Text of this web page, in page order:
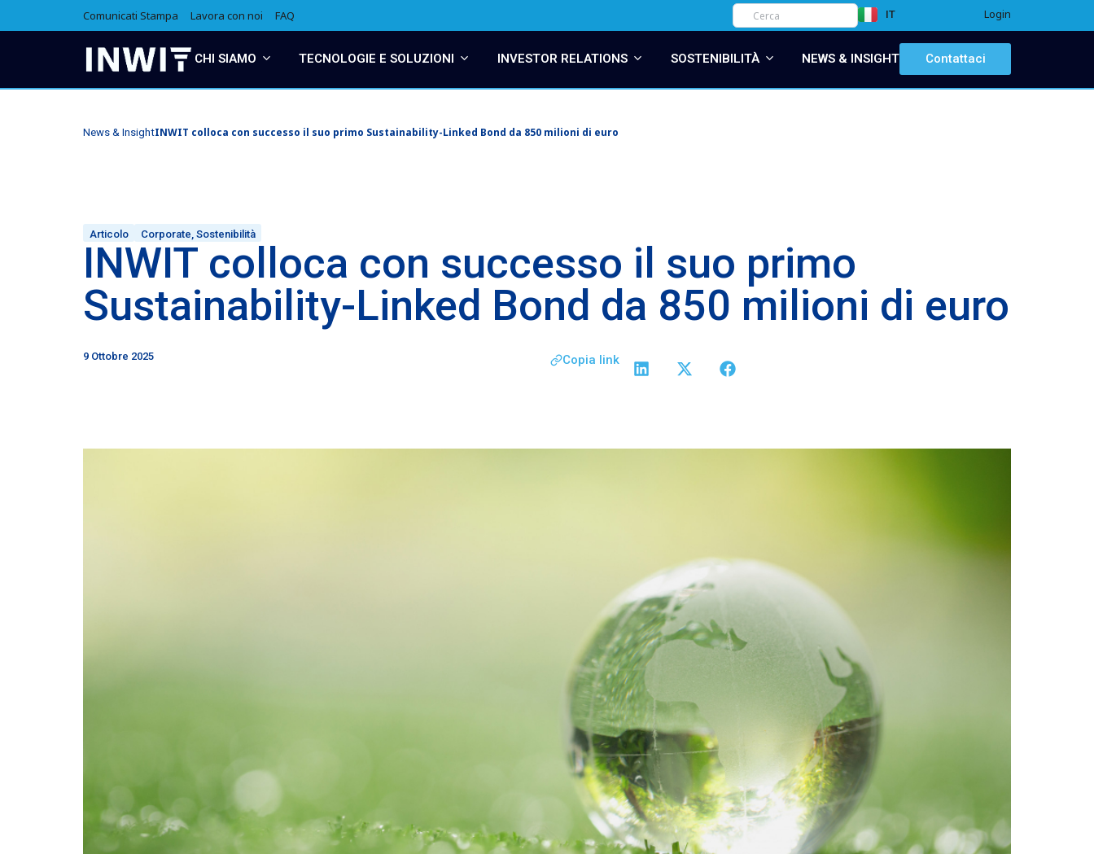
Comunicati Stampa Lavora con noi FAQ IT
EN Login
CHI SIAMO TECNOLOGIE E SOLUZIONI INVESTOR RELATIONS SOSTENIBILITÀ NEWS & INSIGHT Contattaci
News & InsightINWIT colloca con successo il suo primo Sustainability-Linked Bond da 850 milioni di euro
Articolo Corporate Sostenibilità
INWIT colloca con successo il suo primo
Sustainability-Linked Bond da 850 milioni di euro
9 Ottobre 2025 Copia link